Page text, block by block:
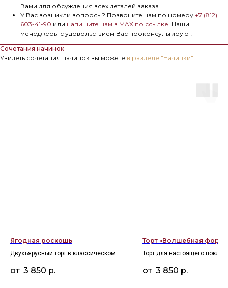
Вами для обсуждения всех деталей заказа.
У Вас возникли вопросы? Позвоните нам по номеру +7 (812)
603-41-90 или напишите нам в MAX по ссылке. Наши
менеджеры с удовольствием Вас проконсультируют.
Сочетания начинок
Увидеть сочетания начинок вы можете в разделе "Начинки"
Ягодная роскошь
Двухъярусный торт в классическом
волнами и щедрым украшением из
3 850 р.
Торт «Волшебная
Торт для настоящего
3 850 р.